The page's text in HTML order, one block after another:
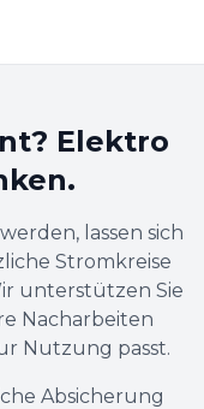
Elektro
lassen sich
Stromkreise
unterstützen Sie
Nacharbeiten
Nutzung passt.
Absicherung